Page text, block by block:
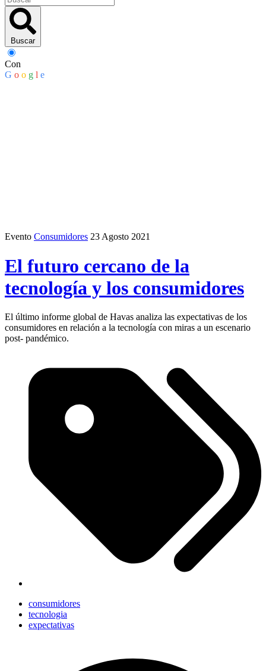
Buscar
Con
G o o g l e
Evento Consumidores 23 Agosto 2021
El futuro cercano de la
tecnología y los consumidores
El último informe global de Havas analiza las expectativas de los
consumidores en relación a la tecnología con miras a un escenario
post- pandémico.
consumidores
tecnologia
expectativas